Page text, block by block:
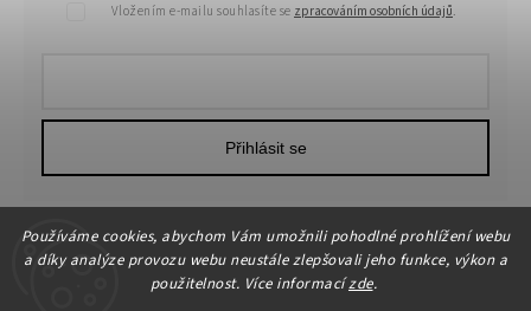
Používáme cookies, abychom Vám umožnili pohodlné prohlížení webu
a díky analýze provozu webu neustále zlepšovali jeho funkce, výkon a
použitelnost. Více informacízde.
Vložením e-mailu souhlasíte se zpracováním osobních údajů.
Přihlásit se